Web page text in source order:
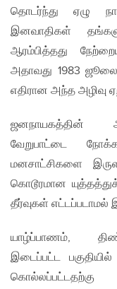
தொடர்ந்து ஏழு
இனவாதிகள்
ஆரம்பித்தது
அதாவது 1983
எதிரான அந்த அழிவு
ஜனநாயகத்தின்
வேறுபாட்டை
மனசாட்சிகளை
கொடூரமான
தீர்வுகள் எட்டப்படாமல்
யாழ்ப்பாணம்,
இடைப்பட்ட